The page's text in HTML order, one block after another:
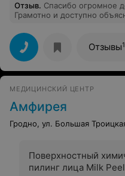
Отзыв. Спасибо огромное
Грамотно и доступно
консультации понимаешь,
профессионал своего дела
Отзывы
МЕДИЦИНСКИЙ ЦЕНТР
Амфирея
Гродно, ул. Большая
Поверхностный
пилинг лица Milk Peel